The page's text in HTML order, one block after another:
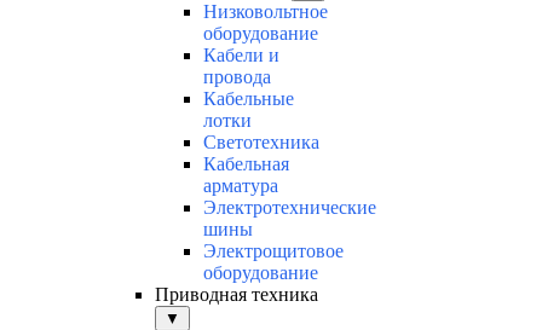
Низковольтное
оборудование
Кабели и
провода
Кабельные
лотки
Светотехника
Кабельная
арматура
Электротехнические
шины
Электрощитовое
оборудование
Приводная техника
▼